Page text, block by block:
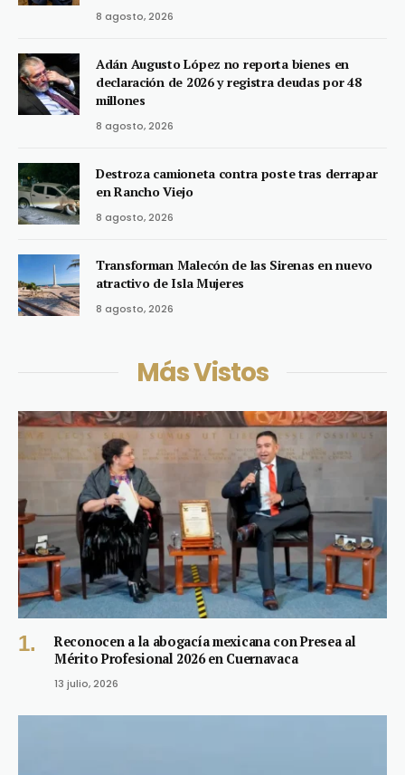
8 agosto, 2026
Adán Augusto López no reporta bienes en
declaración de 2026 y registra deudas por 48
millones
8 agosto, 2026
Destroza camioneta contra poste tras derrapar
en Rancho Viejo
8 agosto, 2026
Transforman Malecón de las Sirenas en nuevo
atractivo de Isla Mujeres
8 agosto, 2026
Más Vistos
Reconocen a la abogacía mexicana con Presea al
Mérito Profesional 2026 en Cuernavaca
13 julio, 2026